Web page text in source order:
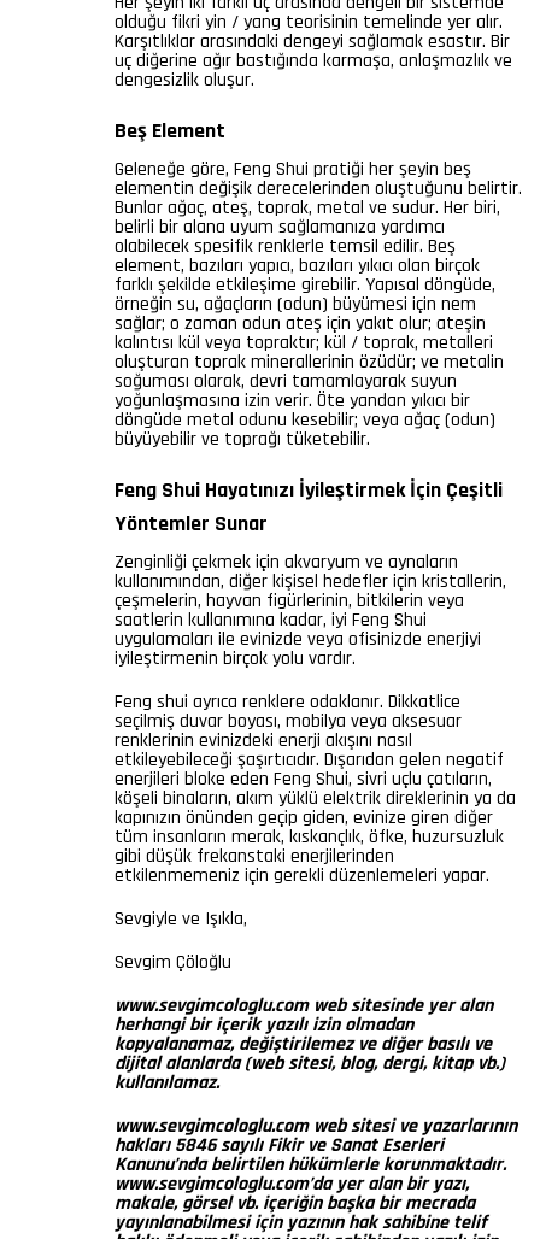
olduğu fikri yin / yang teorisinin temelinde yer alır.
Karşıtlıklar arasındaki dengeyi sağlamak esastır. Bir
uç diğerine ağır bastığında karmaşa, anlaşmazlık ve
dengesizlik oluşur.
Beş Element
Geleneğe göre, Feng Shui pratiği her şeyin beş
elementin değişik derecelerinden oluştuğunu belirtir.
Bunlar ağaç, ateş, toprak, metal ve sudur. Her biri,
belirli bir alana uyum sağlamanıza yardımcı
olabilecek spesifik renklerle temsil edilir. Beş
element, bazıları yapıcı, bazıları yıkıcı olan birçok
farklı şekilde etkileşime girebilir. Yapısal döngüde,
örneğin su, ağaçların (odun) büyümesi için nem
sağlar; o zaman odun ateş için yakıt olur; ateşin
kalıntısı kül veya topraktır; kül / toprak, metalleri
oluşturan toprak minerallerinin özüdür; ve metalin
soğuması olarak, devri tamamlayarak suyun
yoğunlaşmasına izin verir. Öte yandan yıkıcı bir
döngüde metal odunu kesebilir; veya ağaç (odun)
büyüyebilir ve toprağı tüketebilir.
Feng Shui Hayatınızı İyileştirmek İçin Çeşitli
Yöntemler Sunar
Zenginliği çekmek için akvaryum ve aynaların
kullanımından, diğer kişisel hedefler için kristallerin,
çeşmelerin, hayvan figürlerinin, bitkilerin veya
saatlerin kullanımına kadar, iyi Feng Shui
uygulamaları ile evinizde veya ofisinizde enerjiyi
iyileştirmenin birçok yolu vardır.
Feng shui ayrıca renklere odaklanır. Dikkatlice
seçilmiş duvar boyası, mobilya veya aksesuar
renklerinin evinizdeki enerji akışını nasıl
etkileyebileceği şaşırtıcıdır. Dışarıdan gelen negatif
enerjileri bloke eden Feng Shui, sivri uçlu çatıların,
köşeli binaların, akım yüklü elektrik direklerinin ya da
kapınızın önünden geçip giden, evinize giren diğer
tüm insanların merak, kıskançlık, öfke, huzursuzluk
gibi düşük frekanstaki enerjilerinden
etkilenmemeniz için gerekli düzenlemeleri yapar.
Sevgiyle ve Işıkla,
Sevgim Çöloğlu
www.sevgimcologlu.com web sitesinde yer alan
herhangi bir içerik yazılı izin olmadan
kopyalanamaz, değiştirilemez ve diğer basılı ve
dijital alanlarda (web sitesi, blog, dergi, kitap vb.)
kullanılamaz.
www.sevgimcologlu.com web sitesi ve yazarlarının
hakları 5846 sayılı Fikir ve Sanat Eserleri
Kanunu’nda belirtilen hükümlerle korunmaktadır.
www.sevgimcologlu.com’da yer alan bir yazı,
makale, görsel vb. içeriğin başka bir mecrada
yayınlanabilmesi için yazının hak sahibine telif